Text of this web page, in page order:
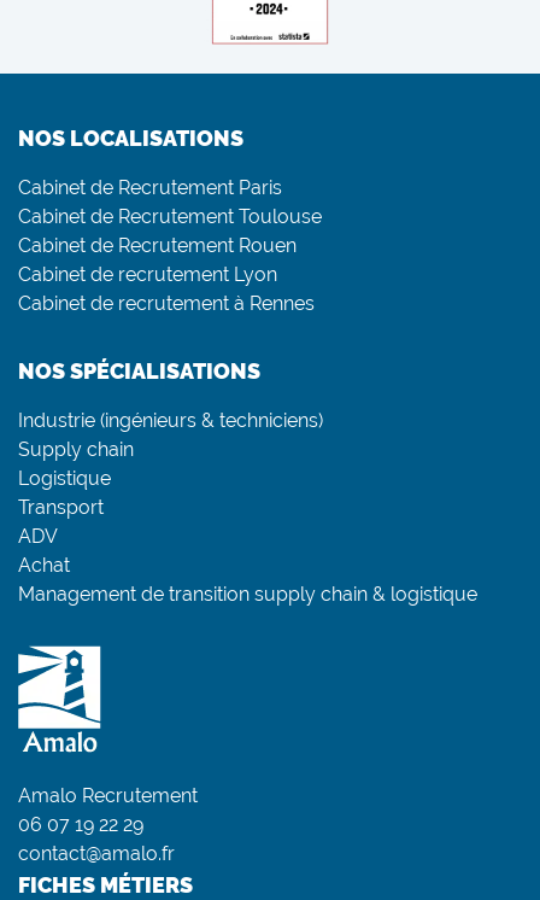
NOS LOCALISATIONS
Cabinet de Recrutement Paris
Cabinet de Recrutement Toulouse
Cabinet de Recrutement Rouen
Cabinet de recrutement Lyon
Cabinet de recrutement à Rennes
NOS SPÉCIALISATIONS
Industrie (ingénieurs & techniciens)
Supply chain
Logistique
Transport
ADV
Achat
Management de transition supply chain & logistique
Amalo Recrutement
06 07 19 22 29
contact@amalo.fr
FICHES MÉTIERS